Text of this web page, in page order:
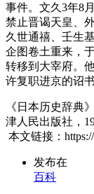
事件。文久3年8
禁止晋谒天皇、
久世通禧、壬生
企图卷土重来，
转移到大宰府。
许复职进京的诏书
《日本历史辞典
津人民出版社，
本文链接：
发布在
百科